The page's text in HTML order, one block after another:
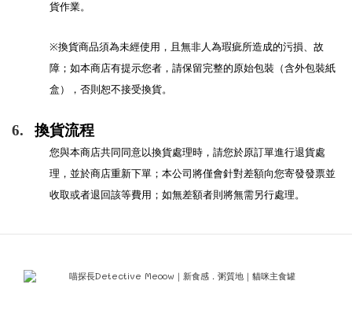
貨作業。
※換貨商品須為未經使用，且無非人為瑕疵所造成的污損、故
障；如本商店有提示您者，請保留完整的原始包裝（含外包裝紙
盒），否則恕不接受換貨。
6. 換貨流程
您與本商店共同同意以換貨處理時，請您於原訂單進行退貨處
理，並於商店重新下單；本公司將僅會針對差額向您寄發發票並
收取或者退回該等費用；如無差額者則將無需另行處理。